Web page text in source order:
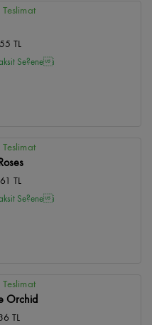
TL
Se?enei
TL
Se?enei
Orchid
TL